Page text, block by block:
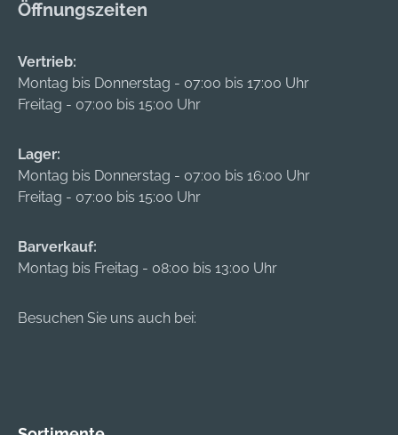
Öffnungszeiten
Vertrieb:
Montag bis Donnerstag - 07:00 bis 17:00 Uhr
Freitag - 07:00 bis 15:00 Uhr
Lager:
Montag bis Donnerstag - 07:00 bis 16:00 Uhr
Freitag - 07:00 bis 15:00 Uhr
Barverkauf:
Montag bis Freitag - 08:00 bis 13:00 Uhr
Besuchen Sie uns auch bei: